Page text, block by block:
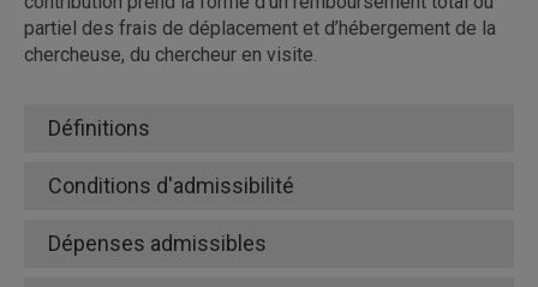
robert.edith.2@uqam.ca)
responsable de la recherche
partiel des frais de déplacement et d’hébergement de la
chercheuse, du chercheur en visite.
Définitions
Conditions d'admissibilité
Dépenses admissibles